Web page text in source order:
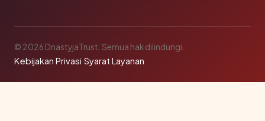
© 2026 DnastyjaTrust. Semua hak dilindungi.
Kebijakan Privasi·Syarat Layanan